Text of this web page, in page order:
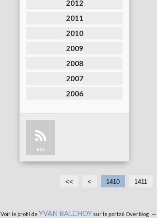
2012
2011
2010
2009
2008
2007
2006
RSS
<< <
1
1410 1411
Voir le profil de YVAN BALCHOY sur le portail Overblog